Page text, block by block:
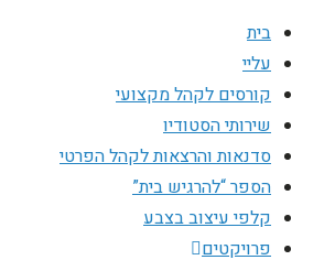
בית
עליי
קורסים לקהל מקצועי
שירותי הסטודיו
סדנאות והרצאות לקהל הפרטי
הספר “להרגיש בית”
קלפי עיצוב בצבע
פרויקטים